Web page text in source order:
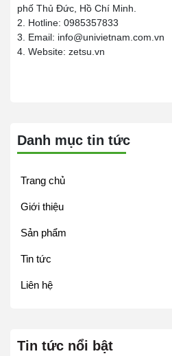
phố Thủ Đức, Hồ Chí Minh.
2. Hotline: 0985357833
3. Email: info@univietnam.com.vn
4. Website: zetsu.vn
Danh mục tin tức
Trang chủ
Giới thiệu
Sản phẩm
Tin tức
Liên hệ
Tin tức nổi bật